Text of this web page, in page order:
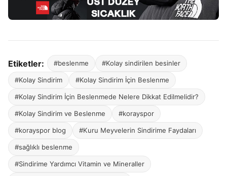
Etiketler: #beslenme #Kolay sindirilen besinler
#Kolay Sindirim #Kolay Sindirim İçin Beslenme
#Kolay Sindirim İçin Beslenmede Nelere Dikkat Edilmelidir?
#Kolay Sindirim ve Beslenme #korayspor
#korayspor blog #Kuru Meyvelerin Sindirime Faydaları
#sağlıklı beslenme
#Sindirime Yardımcı Vitamin ve Mineraller